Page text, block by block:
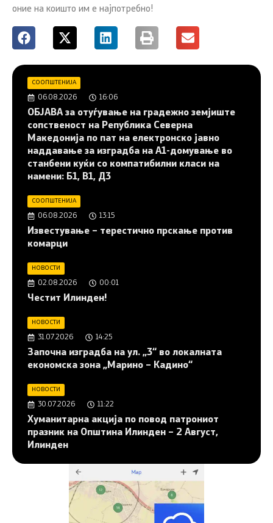
оние на коишто им е најпотребно!
СООПШТЕНИЈА
06.08.2026 16:06
ОБЈАВА за отуѓување на градежно земјиште
сопственост на Република Северна
Македонија по пат на електронско јавно
наддавање за изградба на A1-домување во
станбени куќи со компатибилни класи на
намени: Б1, В1, Д3
СООПШТЕНИЈА
06.08.2026 13:15
Известување – терестично прскање против
комарци
НОВОСТИ
02.08.2026 00:01
Честит Илинден!
НОВОСТИ
31.07.2026 14:25
Започна изградба на ул. „3“ во локалната
економска зона „Марино – Кадино“
НОВОСТИ
30.07.2026 11:22
Хуманитарна акција по повод патрониот
празник на Општина Илинден – 2 Август,
Илинден